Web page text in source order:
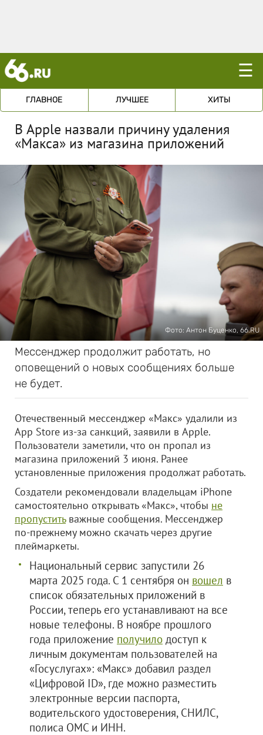
☰
ГЛАВНОЕ ЛУЧШЕЕ ХИТЫ
В Apple назвали причину удаления
«Макса» из магазина приложений
Фото: Антон Буценко, 66.RU
Мессенджер продолжит работать, но
оповещений о новых сообщениях больше
не будет.
Отечественный мессенджер «Макс» удалили из
App Store из‑за санкций, заявили в Apple.
Пользователи заметили, что он пропал из
магазина приложений 3 июня. Ранее
установленные приложения продолжат работать.
Создатели рекомендовали владельцам iPhone
самостоятельно открывать «Макс», чтобы не
пропуститьважные сообщения. Мессенджер
по‑прежнему можно скачать через другие
плеймаркеты.
Национальный сервис запустили 26
марта 2025 года. С 1 сентября он вошел в
список обязательных приложений в
России, теперь его устанавливают на все
новые телефоны. В ноябре прошлого
года приложение получило доступ к
личным документам пользователей на
«Госуслугах»: «Макс» добавил раздел
«Цифровой ID», где можно разместить
электронные версии паспорта,
водительского удостоверения, СНИЛС,
полиса ОМС и ИНН.